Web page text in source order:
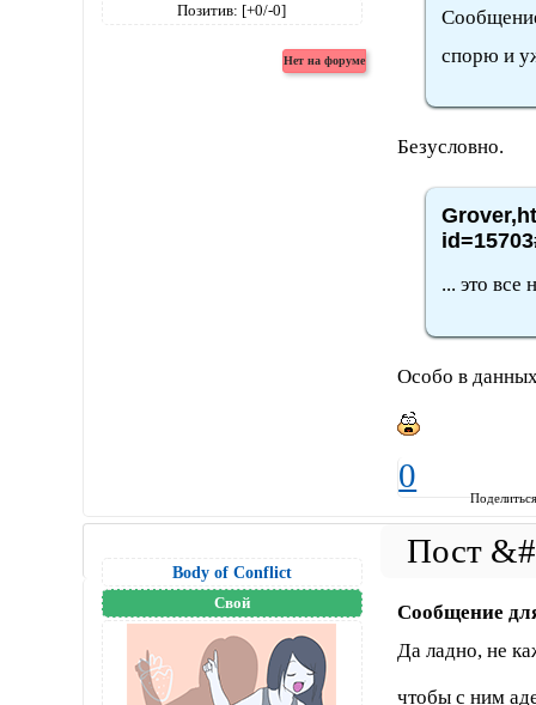
Позитив: [+0/-0]
спорю и
Безусловно.
... это все
Особо в
0
Body of Conflict
Свой
Сообщение
Да ладно, не
чтобы с ним